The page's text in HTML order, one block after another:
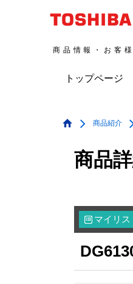
商品情報・お客
トップページ
商品紹介
商品
マイリス